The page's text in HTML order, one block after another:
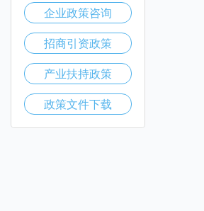
企业政策咨询
招商引资政策
产业扶持政策
政策文件下载